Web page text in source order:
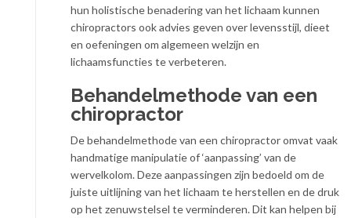
hun holistische benadering van het lichaam kunnen
chiropractors ook advies geven over levensstijl, dieet
en oefeningen om algemeen welzijn en
lichaamsfuncties te verbeteren.
Behandelmethode van een
chiropractor
De behandelmethode van een chiropractor omvat vaak
handmatige manipulatie of ‘aanpassing’ van de
wervelkolom. Deze aanpassingen zijn bedoeld om de
juiste uitlijning van het lichaam te herstellen en de druk
op het zenuwstelsel te verminderen. Dit kan helpen bij